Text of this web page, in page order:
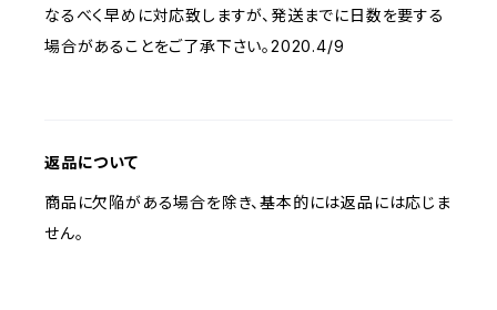
なるべく早めに対応致しますが、発送までに日数を要する
場合があることをご了承下さい。2020.4/9
返品について
商品に欠陥がある場合を除き、基本的には返品には応じま
せん。